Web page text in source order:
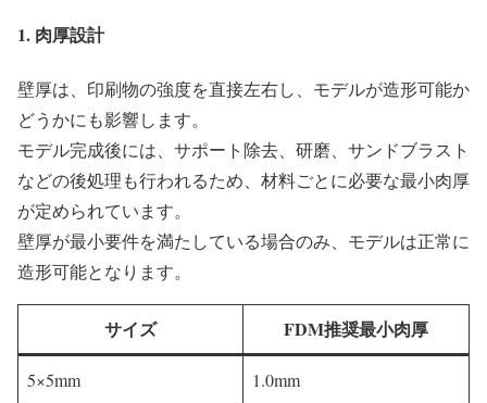
1. 肉厚設計
壁厚は、印刷物の強度を直接左右し、モデルが造形可能か
どうかにも影響します。
モデル完成後には、サポート除去、研磨、サンドブラスト
などの後処理も行われるため、材料ごとに必要な最小肉厚
が定められています。
壁厚が最小要件を満たしている場合のみ、モデルは正常に
造形可能となります。
サイズ FDM推奨最小肉厚
5×5mm 1.0mm